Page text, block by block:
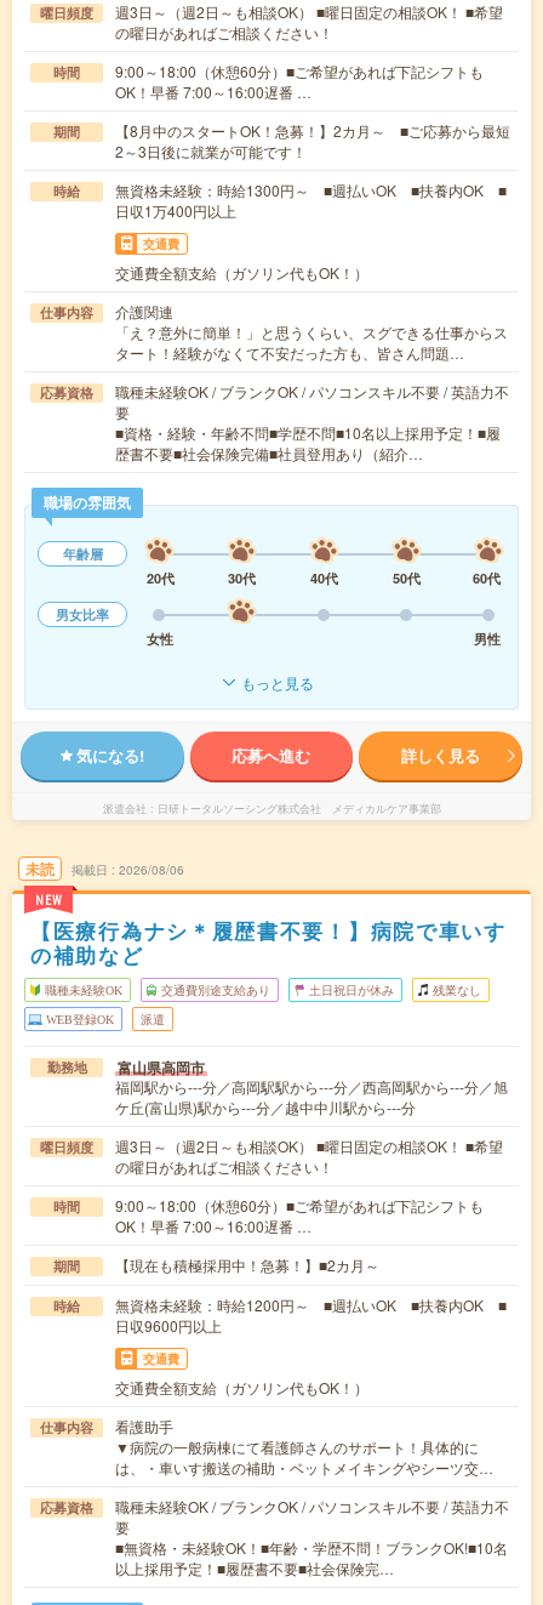
曜日頻度
週3日～（週2日～も相談OK） ■曜日固定の相談OK！ ■希望
の曜日があればご相談ください！
時間
9:00～18:00（休憩60分）■ご希望があれば下記シフトも
OK！早番 7:00～16:00遅番 …
期間
【8月中のスタートOK！急募！】2カ月～ ■ご応募から最短
2～3日後に就業が可能です！
時給
無資格未経験：時給1300円～ ■週払いOK ■扶養内OK ■
日収1万400円以上
交通費
交通費全額支給（ガソリン代もOK！）
仕事内容
介護関連
「え？意外に簡単！」と思うくらい、スグできる仕事からス
タート！経験がなくて不安だった方も、皆さん問題…
応募資格
職種未経験OK / ブランクOK / パソコンスキル不要 / 英語力不
要
■資格・経験・年齢不問■学歴不問■10名以上採用予定！■履
歴書不要■社会保険完備■社員登用あり（紹介…
職場の雰囲気
年齢層
20代
30代 40代 50代
60代
男女比率
女性
男性
もっと見る
気になる! 応募へ進む 詳しく見る
派遣会社 日研トータルソーシング株式会社 メディカルケア事業部
未読
NEW
掲載日 2026/08/06
【医療行為ナシ＊履歴書不要！】病院で車いす
の補助など
職種未経験OK 交通費別途支給あり 土日祝日が休み 残業なし
WEB登録OK 派遣
勤務地 富山県高岡市
福岡駅から---分／高岡駅駅から---分／西高岡駅から---分／旭
ケ丘(富山県)駅から---分／越中中川駅から---分
曜日頻度
週3日～（週2日～も相談OK） ■曜日固定の相談OK！ ■希望
の曜日があればご相談ください！
時間
9:00～18:00（休憩60分）■ご希望があれば下記シフトも
OK！早番 7:00～16:00遅番 …
期間 【現在も積極採用中！急募！】■2カ月～
時給
無資格未経験：時給1200円～ ■週払いOK ■扶養内OK ■
日収9600円以上
交通費
交通費全額支給（ガソリン代もOK！）
仕事内容
看護助手
▼病院の一般病棟にて看護師さんのサポート！具体的に
は、・車いす搬送の補助・ベットメイキングやシーツ交…
応募資格
職種未経験OK / ブランクOK / パソコンスキル不要 / 英語力不
要
■無資格・未経験OK！■年齢・学歴不問！ブランクOK!■10名
以上採用予定！■履歴書不要■社会保険完…